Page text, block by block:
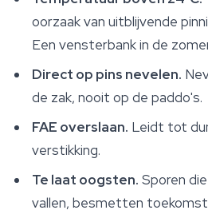
oorzaak van uitblijvende
Een vensterbank in de
Direct op pins nevelen.
de zak, nooit op de paddo's.
FAE overslaan. Leidt tot
verstikking.
Te laat oogsten. Sporen
vallen, besmetten